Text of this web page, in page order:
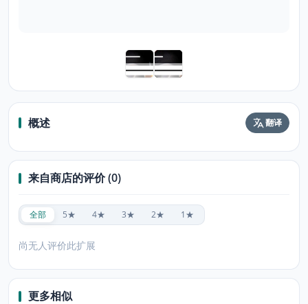
概述 翻译
来自商店的评价 (0)
全部 5★ 4★ 3★ 2★ 1★
尚无人评价此扩展
更多相似